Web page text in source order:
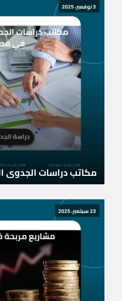
3 نوفمبر، 2025
مكاتب دراسات الجدوى
23 سبتمبر، 2025